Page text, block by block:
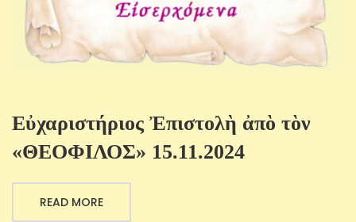
Εὐχαριστήριος Ἐπιστολὴ ἀπὸ τὸν
«ΘΕΟΦΙΛΟΣ» 15.11.2024
READ MORE